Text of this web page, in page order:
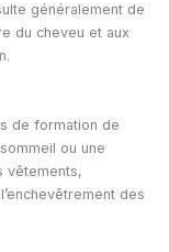
généralement de
du cheveu et aux
de formation de
ou une
vêtements,
des